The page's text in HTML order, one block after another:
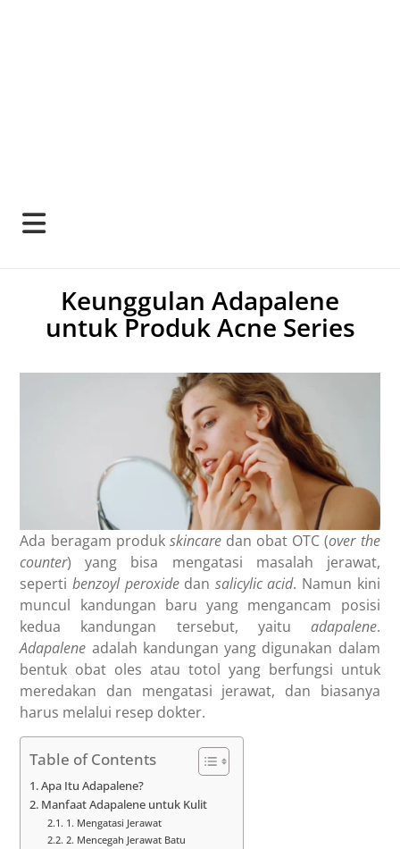
Keunggulan Adapalene
untuk Produk Acne Series
Ada beragam produk skincare dan obat OTC (over the
counter) yang bisa mengatasi masalah jerawat,
seperti benzoyl peroxide dan salicylic acid. Namun kini
muncul kandungan baru yang mengancam posisi
kedua kandungan tersebut, yaitu adapalene.
Adapalene adalah kandungan yang digunakan dalam
bentuk obat oles atau totol yang berfungsi untuk
meredakan dan mengatasi jerawat, dan biasanya
harus melalui resep dokter.
Table of Contents
Apa Itu Adapalene?
Manfaat Adapalene untuk Kulit
1. Mengatasi Jerawat
2. Mencegah Jerawat Batu